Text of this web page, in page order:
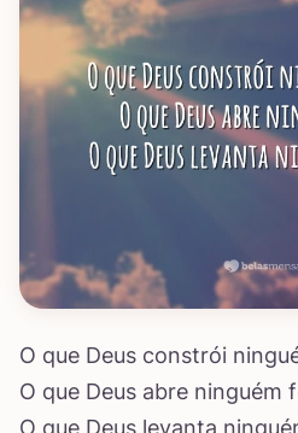
O que Deus constrói
O que Deus abre ninguém
O que Deus levanta